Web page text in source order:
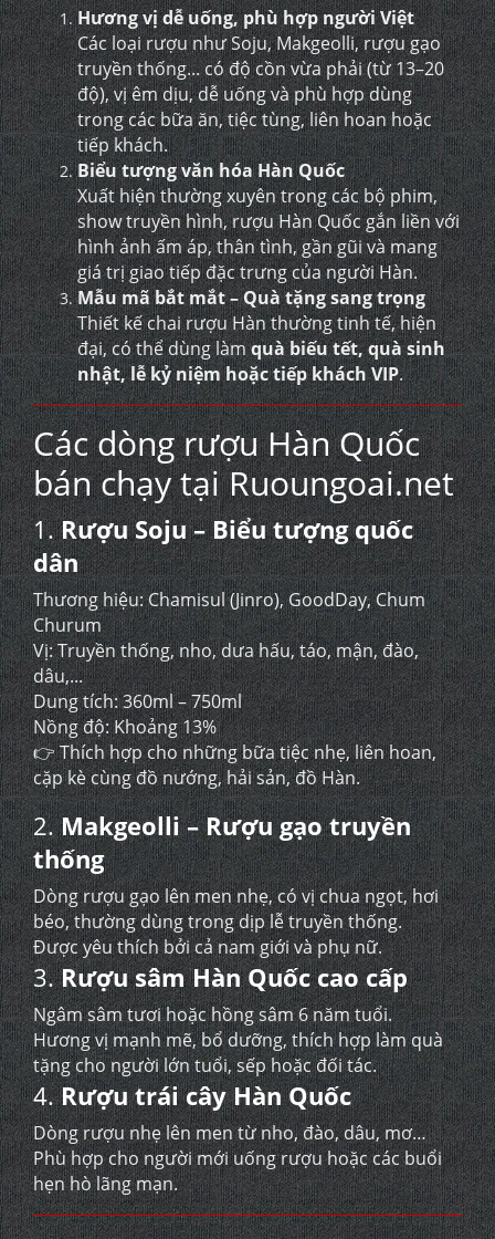
Hương vị dễ uống, phù hợp người Việt
Các loại rượu như Soju, Makgeolli, rượu gạo
truyền thống... có độ cồn vừa phải (từ 13–20
độ), vị êm dịu, dễ uống và phù hợp dùng
trong các bữa ăn, tiệc tùng, liên hoan hoặc
tiếp khách.
Biểu tượng văn hóa Hàn Quốc
Xuất hiện thường xuyên trong các bộ phim,
show truyền hình, rượu Hàn Quốc gắn liền với
hình ảnh ấm áp, thân tình, gần gũi và mang
giá trị giao tiếp đặc trưng của người Hàn.
Mẫu mã bắt mắt – Quà tặng sang trọng
Thiết kế chai rượu Hàn thường tinh tế, hiện
đại, có thể dùng làmquà biếu tết, quà sinh
nhật, lễ kỷ niệm hoặc tiếp khách VIP.
Các dòng rượu Hàn Quốc
bán chạy tại Ruoungoai.net
1.Rượu Soju – Biểu tượng quốc
dân
Thương hiệu: Chamisul (Jinro), GoodDay, Chum
Churum
Vị: Truyền thống, nho, dưa hấu, táo, mận, đào,
dâu,...
Dung tích: 360ml – 750ml
Nồng độ: Khoảng 13%
👉 Thích hợp cho những bữa tiệc nhẹ, liên hoan,
cặp kè cùng đồ nướng, hải sản, đồ Hàn.
2.Makgeolli – Rượu gạo truyền
thống
Dòng rượu gạo lên men nhẹ, có vị chua ngọt, hơi
béo, thường dùng trong dịp lễ truyền thống.
Được yêu thích bởi cả nam giới và phụ nữ.
3.Rượu sâm Hàn Quốc cao cấp
Ngâm sâm tươi hoặc hồng sâm 6 năm tuổi.
Hương vị mạnh mẽ, bổ dưỡng, thích hợp làm quà
tặng cho người lớn tuổi, sếp hoặc đối tác.
4.Rượu trái cây Hàn Quốc
Dòng rượu nhẹ lên men từ nho, đào, dâu, mơ…
Phù hợp cho người mới uống rượu hoặc các buổi
hẹn hò lãng mạn.